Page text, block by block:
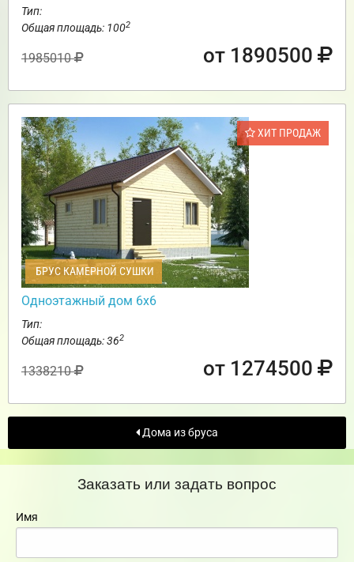
Тип:
Общая площадь: 1002
1985010 от 1890500
ХИТ ПРОДАЖ
БРУС КАМЕРНОЙ СУШКИ
Одноэтажный дом 6х6
Тип:
Общая площадь: 362
1338210 от 1274500
Дома из бруса
Заказать или задать вопрос
Имя